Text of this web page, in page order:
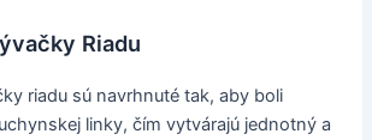
Riadu
riadu sú navrhnuté tak, aby boli
linky, čím vytvárajú jednotný a